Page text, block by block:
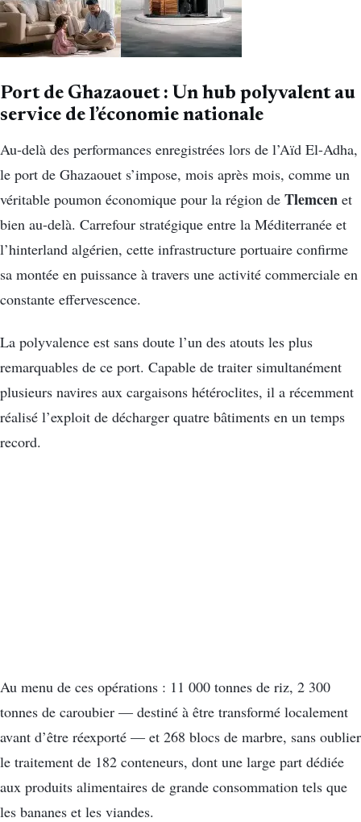
Port de Ghazaouet : Un hub polyvalent au
service de l’économie nationale
Au-delà des performances enregistrées lors de l’Aïd El-Adha,
le port de Ghazaouet s’impose, mois après mois, comme un
véritable poumon économique pour la région de Tlemcen et
bien au-delà. Carrefour stratégique entre la Méditerranée et
l’hinterland algérien, cette infrastructure portuaire confirme
sa montée en puissance à travers une activité commerciale en
constante effervescence.
La polyvalence est sans doute l’un des atouts les plus
remarquables de ce port. Capable de traiter simultanément
plusieurs navires aux cargaisons hétéroclites, il a récemment
réalisé l’exploit de décharger quatre bâtiments en un temps
record.
Au menu de ces opérations : 11 000 tonnes de riz, 2 300
tonnes de caroubier — destiné à être transformé localement
avant d’être réexporté — et 268 blocs de marbre, sans oublier
le traitement de 182 conteneurs, dont une large part dédiée
aux produits alimentaires de grande consommation tels que
les bananes et les viandes.